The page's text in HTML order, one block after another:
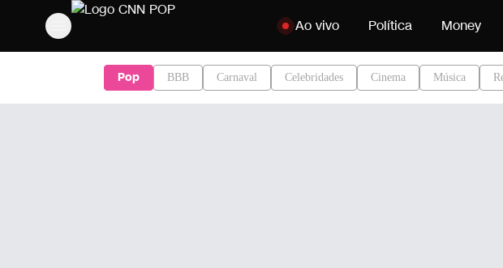
Pular para o conteúdo
Ao vivo Política Money
Pop BBB Carnaval Celebridades Cinema Música